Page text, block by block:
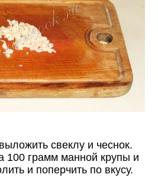
свеклу и чеснок.
100 грамм манной крупы и
и поперчить по вкусу.